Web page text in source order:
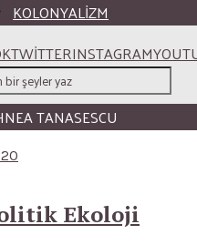
KOLONYALİZM
TWITTERINSTAGRAM
TANASESCU
Ekoloji